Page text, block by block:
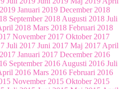
Januari 2019 December 2018
September 2018 Augusti 2018 Juli
2018 Mars 2018 Februari 2018
November 2017 Oktober 2017
Juli 2017 Juni 2017 Maj 2017 April
Januari 2017 December 2016
September 2016 Augusti 2016 Juli
2016 Mars 2016 Februari 2016
November 2015 Oktober 2015